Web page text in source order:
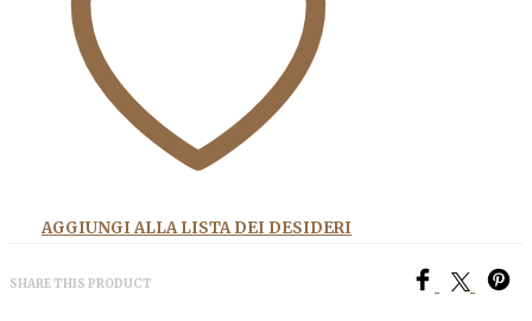
AGGIUNGI ALLA LISTA DEI DESIDERI
SHARE THIS PRODUCT